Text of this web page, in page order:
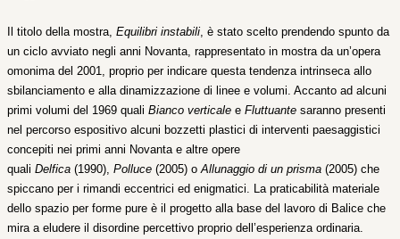
Il titolo della mostra, Equilibri instabili , è stato scelto prendendo spunto da
un ciclo avviato negli anni Novanta, rappresentato in mostra da un’opera
omonima del 2001, proprio per indicare questa tendenza intrinseca allo
sbilanciamento e alla dinamizzazione di linee e volumi. Accanto ad alcuni
primi volumi del 1969 quali Bianco verticale e Fluttuante saranno presenti
nel percorso espositivo alcuni bozzetti plastici di interventi paesaggistici
concepiti nei primi anni Novanta e altre opere
quali Delfica (1990), Polluce (2005) o Allunaggio di un prisma (2005) che
spiccano per i rimandi eccentrici ed enigmatici. La praticabilità materiale
dello spazio per forme pure è il progetto alla base del lavoro di Balice che
mira a eludere il disordine percettivo proprio dell’esperienza ordinaria.